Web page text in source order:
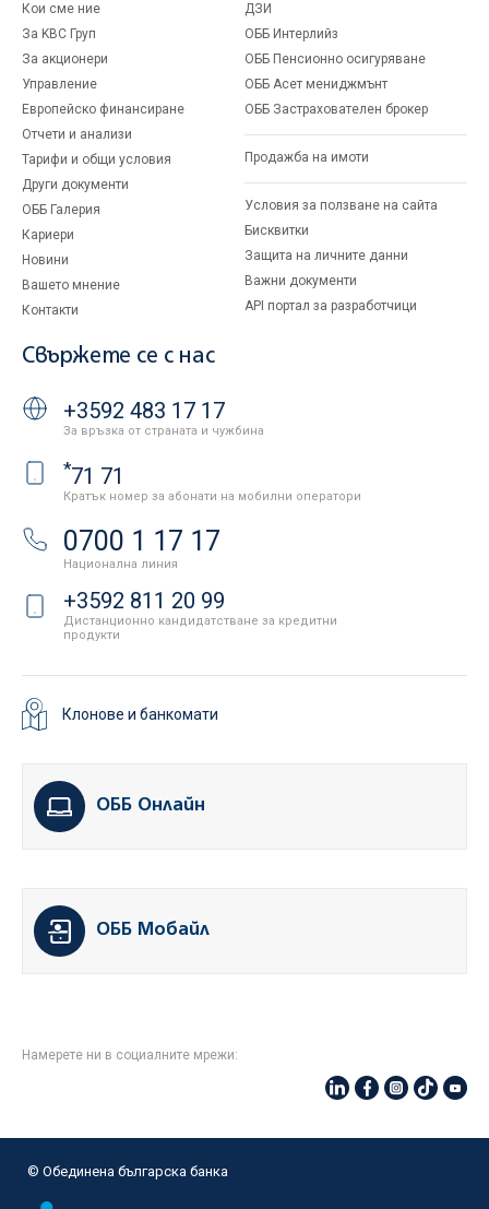
Кои сме ние
За KBC Груп
За акционери
Управление
Европейско финансиране
Отчети и анализи
Тарифи и общи условия
Други документи
ОББ Галерия
Кариери
Новини
Вашето мнение
Контакти
ДЗИ
ОББ Интерлийз
ОББ Пенсионно осигуряване
ОББ Асет мениджмънт
ОББ Застрахователен брокер
Продажба на имоти
Условия за ползване на сайта
Бисквитки
Защита на личните данни
Важни документи
API портал за разработчици
Свържете се с нас
+3592 483 17 17
За връзка от страната и чужбина
*71 71
Кратък номер за абонати на мобилни оператори
0700 1 17 17
Национална линия
+3592 811 20 99
Дистанционно кандидатстване за кредитни
продукти
Клонове и банкомати
ОББ Онлайн
ОББ Мобайл
Намерете ни в социалните мрежи:
© Oбединена българска банка